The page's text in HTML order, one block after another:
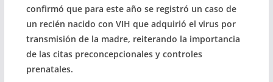
confirmó que para este año se registró un caso de
un recién nacido con VIH que adquirió el virus por
transmisión de la madre, reiterando la importancia
de las citas preconcepcionales y controles
prenatales.